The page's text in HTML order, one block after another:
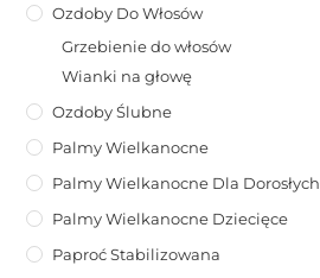
Ozdoby Do Włosów
Grzebienie do włosów
Wianki na głowę
Ozdoby Ślubne
Palmy Wielkanocne
Palmy Wielkanocne Dla Dorosłych
Palmy Wielkanocne Dziecięce
Paproć Stabilizowana